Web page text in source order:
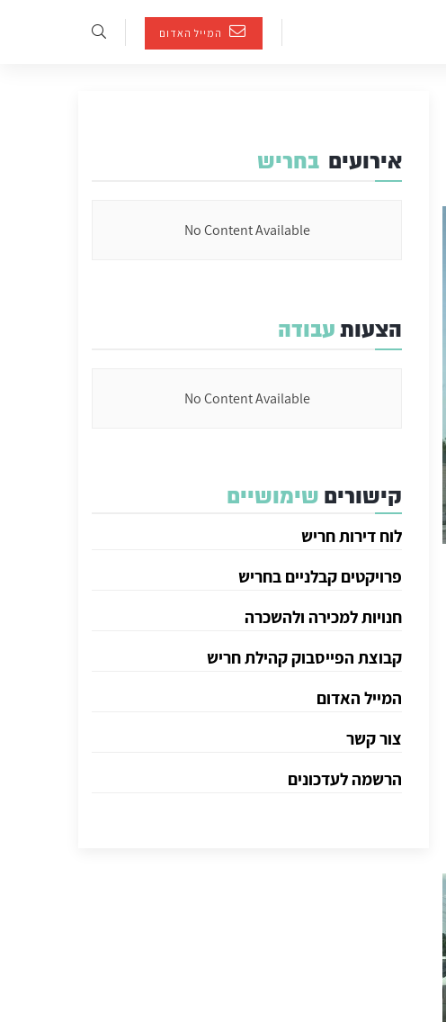
המייל האדום
אירועים בחריש
No Content Available
הצעותעבודה
No Content Available
קישורים שימושיים
לוח דירות חריש
פרויקטים קבלניים בחריש
חנויות למכירה ולהשכרה
קבוצת הפייסבוק קהילת חריש
המייל האדום
צור קשר
הרשמה לעדכונים